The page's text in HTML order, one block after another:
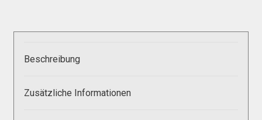
Sitzpolster und erhöhte Sitzpolster
Preislisten
Beschreibung
Zusätzliche Informationen